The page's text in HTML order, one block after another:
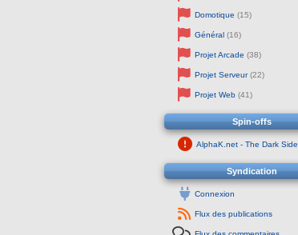
Domotique (15)
Général(16)
Projet Arcade (38)
Projet Serveur(22)
Projet Web(41)
Spin-offs
AlphaK.net - The Dark Side
Syndication
Connexion
Flux des publications